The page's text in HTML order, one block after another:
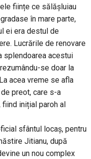
ființe ce sălășluiau
în mare parte,
ei era destul de
Lucrările de renovare
splendoarea acestui
se doar la
acea vreme se afla
preot, care s-a
inițial paroh al
sfântul locaș, pentru
Jitianu, după
un nou complex